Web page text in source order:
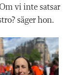
vi inte satsar
säger hon.